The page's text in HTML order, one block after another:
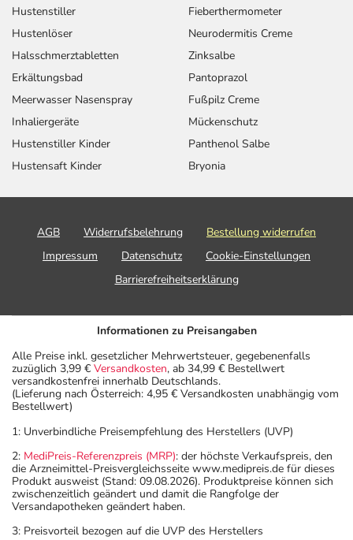
Hustenstiller
Hustenlöser
Halsschmerztabletten
Erkältungsbad
Meerwasser Nasenspray
Inhaliergeräte
Hustenstiller Kinder
Hustensaft Kinder
Fieberthermometer
Neurodermitis Creme
Zinksalbe
Pantoprazol
Fußpilz Creme
Mückenschutz
Panthenol Salbe
Bryonia
AGB Widerrufsbelehrung
Bestellung widerrufen
Impressum
Datenschutz
Cookie-Einstellungen
Barrierefreiheitserklärung
Informationen zu Preisangaben
Alle Preise inkl. gesetzlicher Mehrwertsteuer, gegebenenfalls
zuzüglich 3,99 € Versandkosten, ab 34,99 € Bestellwert
versandkostenfrei innerhalb Deutschlands.
(Lieferung nach Österreich: 4,95 € Versandkosten unabhängig vom
Bestellwert)
1: Unverbindliche Preisempfehlung des Herstellers (UVP)
2: MediPreis-Referenzpreis (MRP): der höchste Verkaufspreis, den
die Arzneimittel-Preisvergleichsseite www.medipreis.de für dieses
Produkt ausweist (Stand: 09.08.2026). Produktpreise können sich
zwischenzeitlich geändert und damit die Rangfolge der
Versandapotheken geändert haben.
3: Preisvorteil bezogen auf die UVP des Herstellers